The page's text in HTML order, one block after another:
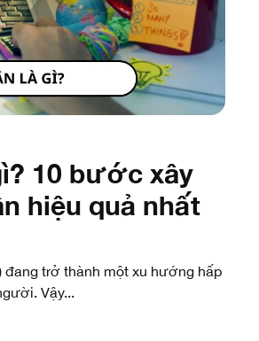
10 bước xây
hiệu quả nhất
đang trở thành một xu hướng hấp
Vậy...